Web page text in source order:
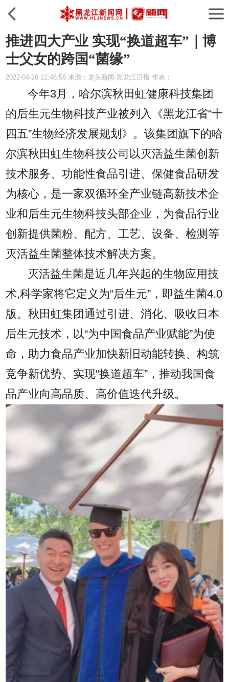
推进四大产业 实现“换道超车”｜博
士父女的跨国“菌缘”
2022-04-26 12:46:56 来源：龙头新闻·黑龙江日报 作者：
今年3月，哈尔滨秋田虹健康科技集团
的后生元生物科技产业被列入《黑龙江省“十
四五”生物经济发展规划》。该集团旗下的哈
尔滨秋田虹生物科技公司以灭活益生菌创新
技术服务、功能性食品引进、保健食品研发
为核心，是一家双循环全产业链高新技术企
业和后生元生物科技头部企业，为食品行业
创新提供菌粉、配方、工艺、设备、检测等
灭活益生菌整体技术解决方案。
灭活益生菌是近几年兴起的生物应用技
术,科学家将它定义为“后生元”，即益生菌4.0
版。秋田虹集团通过引进、消化、吸收日本
后生元技术，以“为中国食品产业赋能”为使
命，助力食品产业加快新旧动能转换、构筑
竞争新优势、实现“换道超车”，推动我国食
品产业向高品质、高价值迭代升级。